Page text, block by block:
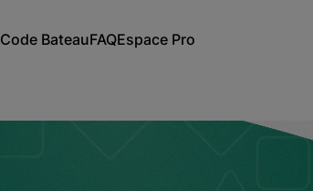
Code BateauFAQEspace Pro